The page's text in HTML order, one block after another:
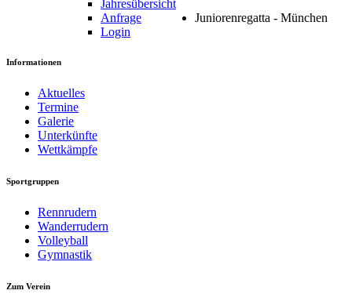
Jahresübersicht
Anfrage
Login
Juniorenregatta - München
Informationen
Aktuelles
Termine
Galerie
Unterkünfte
Wettkämpfe
Sportgruppen
Rennrudern
Wanderrudern
Volleyball
Gymnastik
Zum Verein